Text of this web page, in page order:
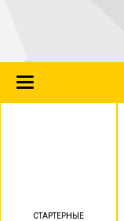
Toggle
СТАРТЕРНЫЕ